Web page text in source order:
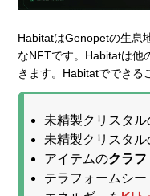
HabitatはGenopetの生息
なNFTです。Habitatは他
きます。Habitatでできる
未精製クリスタル
未精製クリスタル
アイテムのクラフ
テラフォームシー